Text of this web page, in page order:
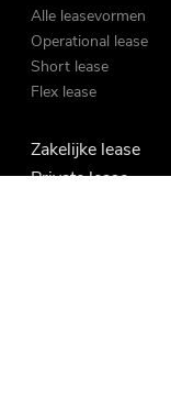
Alle leasevormen
Operational lease
Short lease
Flex lease
Zakelijke lease
Private lease